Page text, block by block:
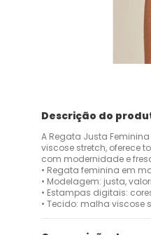
Descrição do
A Regata Justa
viscose stretch, oferece
com modernidade e
• Regata feminina em
• Modelagem: justa,
• Estampas digitais:
• Tecido: malha viscose